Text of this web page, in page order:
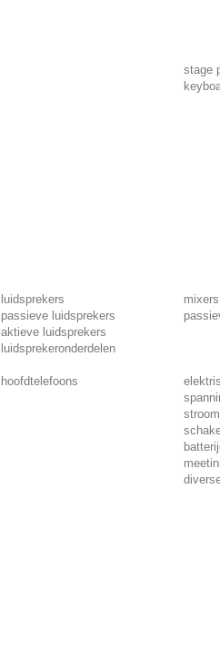
stage
luidsprekers
passieve luidsprekers
aktieve luidsprekers
luidsprekeronderdelen
mixers
hoofdtelefoons